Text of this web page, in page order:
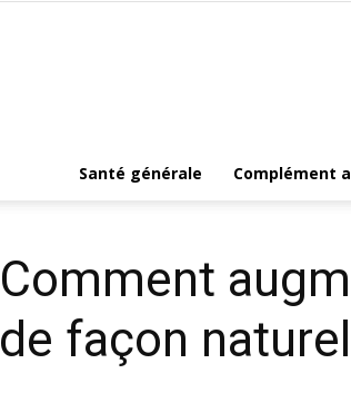
Santé générale Complément
Comment
de façon